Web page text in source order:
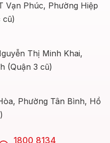
Vạn Phúc, Phường Hiệp
cũ)
Thị Minh Khai,
(Quận 3 cũ)
Phường Tân Bình, Hồ
1800 8134